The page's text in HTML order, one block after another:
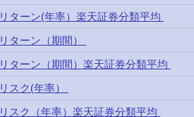
リターン(年率）楽天証券分類平均
リターン（期間）
リターン（期間）楽天証券分類平均
リスク(年率）
リスク（年率）楽天証券分類平均